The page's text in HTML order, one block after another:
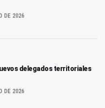
DE 2026
delegados territoriales
DE 2026